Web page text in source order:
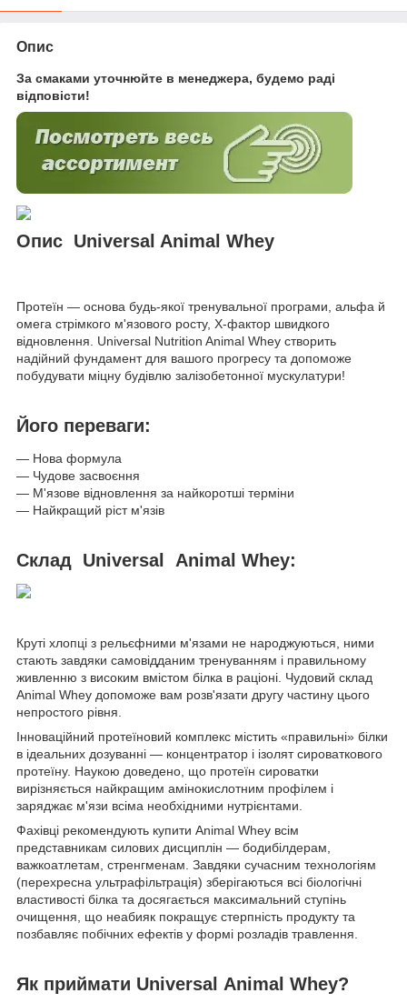
Опис
За смаками уточнюйте в менеджера, будемо раді
відповісти!
Опис Universal Animal Whey
Протеїн — основа будь-якої тренувальної програми, альфа й
омега стрімкого м'язового росту, Х-фактор швидкого
відновлення. Universal Nutrition Animal Whey створить
надійний фундамент для вашого прогресу та допоможе
побудувати міцну будівлю залізобетонної мускулатури!
Його переваги:
— Нова формула
— Чудове засвоєння
— М'язове відновлення за найкоротші терміни
— Найкращий ріст м'язів
Склад Universal Animal Whey:
Круті хлопці з рельєфними м'язами не народжуються, ними
стають завдяки самовідданим тренуванням і правильному
живленню з високим вмістом білка в раціоні. Чудовий склад
Animal Whey допоможе вам розв'язати другу частину цього
непростого рівня.
Інноваційний протеїновий комплекс містить «правильні» білки
в ідеальних дозуванні — концентратор і ізолят сироваткового
протеїну. Наукою доведено, що протеїн сироватки
вирізняється найкращим амінокислотним профілем і
заряджає м'язи всіма необхідними нутрієнтами.
Фахівці рекомендують купити Animal Whey всім
представникам силових дисциплін — бодибілдерам,
важкоатлетам, стренгменам. Завдяки сучасним технологіям
(перехресна ультрафільтрація) зберігаються всі біологічні
властивості білка та досягається максимальний ступінь
очищення, що неабияк покращує стерпність продукту та
позбавляє побічних ефектів у формі розладів травлення.
Як приймати Universal Animal Whey?